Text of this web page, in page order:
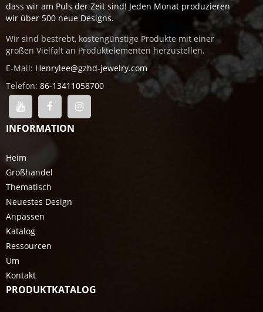
dass wir am Puls der Zeit sind! Jeden Monat produzieren
wir über 500 neue Designs.
Wir sind bestrebt, kostengünstige Produkte mit einer
großen Vielfalt an Produktelementen herzustellen.
E-Mail: Henrylee@gzhd-jewelry.com
Telefon: 86-13411058700
INFORMATION
Heim
Großhandel
Thematisch
Neuestes Design
Anpassen
Katalog
Ressourcen
Um
Kontakt
PRODUKTKATALOG